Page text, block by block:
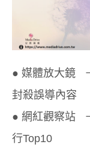
● 媒體放大鏡
封殺誤導內容
● 網紅觀察站
行Top10